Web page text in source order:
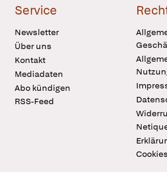
Service
Newsletter
Über uns
Kontakt
Mediadaten
Abo kündigen
RSS-Feed